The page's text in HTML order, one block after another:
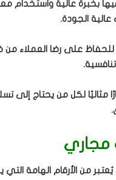
بخبرة عالية واستخدام
الجودة.
على رضا العملاء من
مثاليًا لكل من يحتاج إلى
مجاري
من الأرقام الهامة